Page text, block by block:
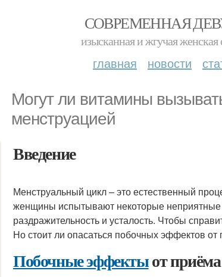
СОВРЕМЕННАЯ
изысканная и жгучая женская
главная новости
Могут ли витамины
менструацией
Введение
Менструальный цикл – это естественный
женщины испытывают некоторые неприятные
раздражительность и усталость. Чтобы
Но стоит ли опасаться побочных эффектов
Побочные эффектыот